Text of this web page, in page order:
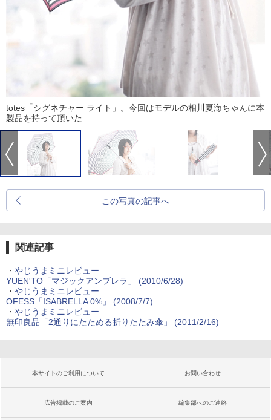
totes「シグネチャー ライト」。今回はモデルの相川夏海ちゃんに本
製品を持って頂いた
この写真の記事へ
関連記事
・ やじうまミニレビュー
YUEN'TO「マジックアンブレラ」 (2010/6/28)
・ やじうまミニレビュー
OFESS「ISABRELLA 0%」 (2008/7/7)
・ やじうまミニレビュー
無印良品「2通りにたためる折りたたみ傘」 (2011/2/16)
本サイトのご利用について お問い合わせ
広告掲載のご案内 編集部へのご連絡